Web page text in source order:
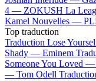
4 — ZOKUSH La
Kamel Nouvelles —
Top traduction
Traduction Lose
Shady — Eminem
Someone You Loved —
— Tom Odell